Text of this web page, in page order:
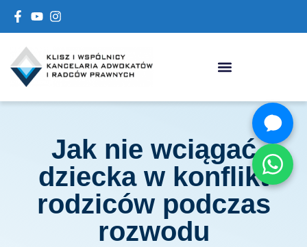
Jak nie wciągać
dziecka w konflikt
rodziców podczas
rozwodu